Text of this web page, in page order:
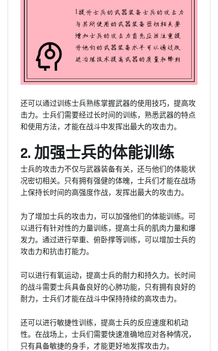
还可以通过训练士兵熟练掌握武器的使用技巧，提高攻
击力。士兵们需要经过长时间的训练，熟悉武器的特点
和使用方法，才能在战斗中发挥出最大的攻击力。
2. 加强士兵的体能训练
士兵的攻击力不仅与武器装备有关，还与他们的体能状
况密切相关。只有拥有强健的体魄，士兵们才能在战场
上保持长时间的高强度作战，发挥出最大的攻击力。
为了增加士兵的攻击力，可以加强他们的体能训练。可
以进行有针对性的力量训练，提高士兵的肌肉力量和爆
发力。通过进行举重、俯卧撑等训练，可以增加士兵的
攻击力和抗击打能力。
可以进行有氧运动，提高士兵的耐力和持久力。长时间
的战斗需要士兵具备良好的心肺功能，只有拥有良好的
耐力，士兵们才能在战斗中保持持续的高攻击力。
还可以进行敏捷性训练，提高士兵的反应速度和机动
性。在战场上，士兵们需要快速准确地应对各种情况，
只有具备敏捷的身手，才能更好地发挥攻击力。